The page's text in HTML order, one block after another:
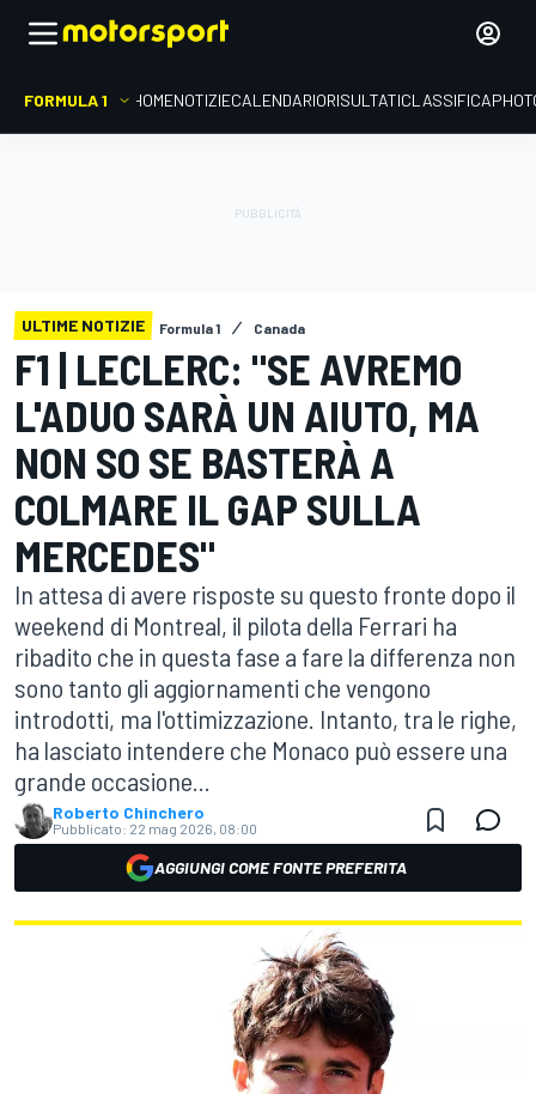
FORMULA 1 HOMENOTIZIECALENDARIORISULTATICLASSIFICA
ULTIME NOTIZIE Formula 1 Canada
F1 | LECLERC: "SE AVREMO
L'ADUO SARÀ UN AIUTO, MA
NON SO SE BASTERÀ A
COLMARE IL GAP SULLA
MERCEDES"
In attesa di avere risposte su questo fronte dopo il
weekend di Montreal, il pilota della Ferrari ha
ribadito che in questa fase a fare la differenza non
sono tanto gli aggiornamenti che vengono
introdotti, ma l'ottimizzazione. Intanto, tra le righe,
ha lasciato intendere che Monaco può essere una
grande occasione...
Roberto Chinchero
Pubblicato: 22 mag 2026, 08:00
AGGIUNGI COME FONTE PREFERITA